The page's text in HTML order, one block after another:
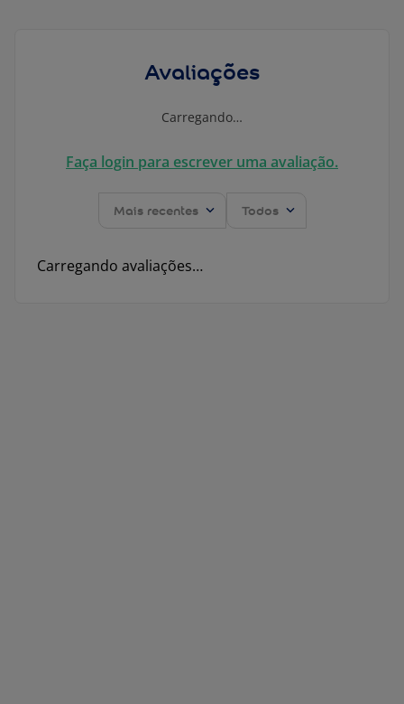
Avaliações
Carregando…
Faça login para escrever uma avaliação.
Mais recentes Todos
Carregando avaliações…